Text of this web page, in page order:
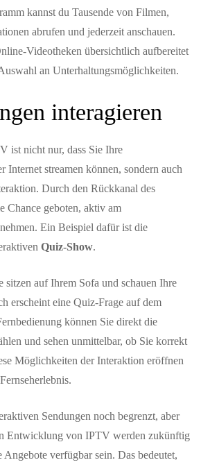
kannst du Tausende von Filmen,
abrufen und jederzeit anschauen.
Videotheken übersichtlich aufbereitet
an Unterhaltungsmöglichkeiten.
interagieren
ist nicht nur, dass Sie Ihre
Internet streamen können, sondern auch
Durch den Rückkanal des
Chance geboten, aktiv am
Ein Beispiel dafür ist die
Quiz-Show.
sitzen auf Ihrem Sofa und schauen Ihre
erscheint eine Quiz-Frage auf dem
können Sie direkt die
und sehen unmittelbar, ob Sie korrekt
Möglichkeiten der Interaktion eröffnen
Sendungen noch begrenzt, aber
Entwicklung von IPTV werden zukünftig
verfügbar sein. Das bedeutet,